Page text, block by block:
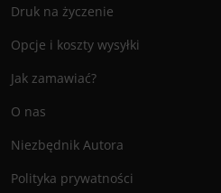
Druk na życzenie
Opcje i koszty wysyłki
Jak zamawiać?
O nas
Niezbędnik Autora
Polityka prywatności